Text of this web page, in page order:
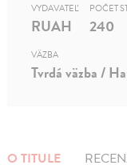
O TITULE
VYDAVATEĽ
RUAH
POČET
240
VÄZBA
Tvrdá väzba /